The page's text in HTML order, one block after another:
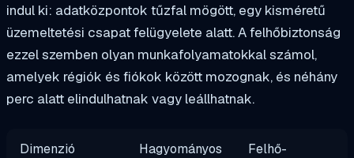
indul ki: adatközpontok tűzfal mögött, egy kisméretű
üzemeltetési csapat felügyelete alatt. A felhőbiztonság
ezzel szemben olyan munkafolyamatokkal számol,
amelyek régiók és fiókok között mozognak, és néhány
perc alatt elindulhatnak vagy leállhatnak.
Dimenzió Hagyományos
Felhő-